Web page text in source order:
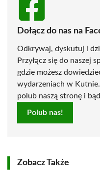
Dołącz do nas na
Odkrywaj, dyskutuj i
Przyłącz się do naszej
gdzie możesz
wydarzeniach w
polub naszą stronę i
Polub nas!
Zobacz Także